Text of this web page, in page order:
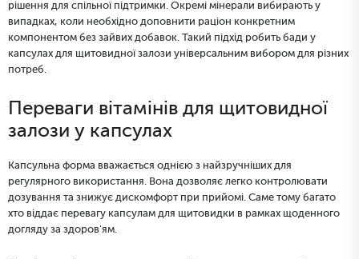
рішення для спільної підтримки. Окремі мінерали вибирають у
випадках, коли необхідно доповнити раціон конкретним
компонентом без зайвих добавок. Такий підхід робить бади у
капсулах для щитовидної залози універсальним вибором для різних
потреб.
Переваги вітамінів для щитовидної
залози у капсулах
Капсульна форма вважається однією з найзручніших для
регулярного використання. Вона дозволяє легко контролювати
дозування та знижує дискомфорт при прийомі. Саме тому багато
хто віддає перевагу капсулам для щитовидки в рамках щоденного
догляду за здоров'ям.